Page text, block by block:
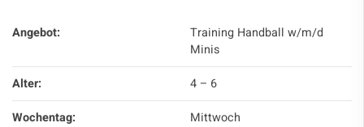
Angebot:
Training Handball w/m/d
Minis
Alter:
4 – 6
Wochentag:
Mittwoch